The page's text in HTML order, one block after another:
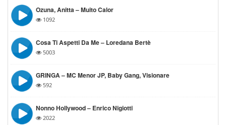
Ozuna, Anitta – Muito Calor
1092
Cosa Ti Aspetti Da Me – Loredana Bertè
5003
GRINGA – MC Menor JP, Baby Gang, Visionare
592
Nonno Hollywood – Enrico Nigiotti
2022